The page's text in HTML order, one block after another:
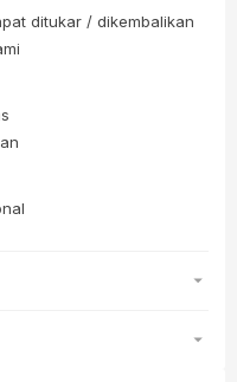
ditukar / dikembalikan